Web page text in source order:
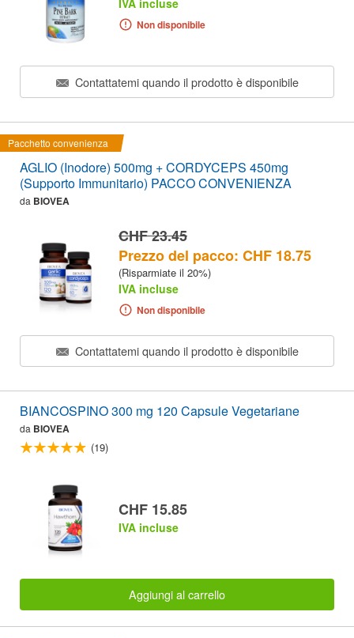
Non disponibile
Contattatemi quando il prodotto è disponibile
Pacchetto convenienza
AGLIO (Inodore) 500mg + CORDYCEPS 450mg
(Supporto Immunitario) PACCO CONVENIENZA
da BIOVEA
CHF 23.45
Prezzo del pacco: CHF 18.75
(Risparmiate il 20%)
IVA incluse
Non disponibile
Contattatemi quando il prodotto è disponibile
BIANCOSPINO 300 mg 120 Capsule Vegetariane
da BIOVEA
(19)
CHF 15.85
IVA incluse
Aggiungi al carrello